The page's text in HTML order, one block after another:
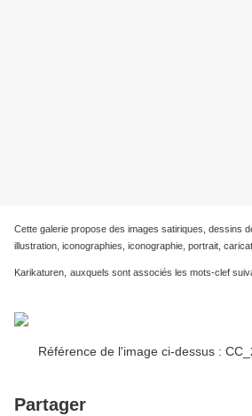
Cette galerie propose des images satiriques, dessins
illustration, iconographies, iconographie, portrait,
Karikaturen, auxquels sont associés les mots-clef
Référence de l'image ci-dessus :
Partager